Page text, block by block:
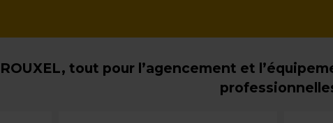
ROUXEL, tout pour l’agencement et